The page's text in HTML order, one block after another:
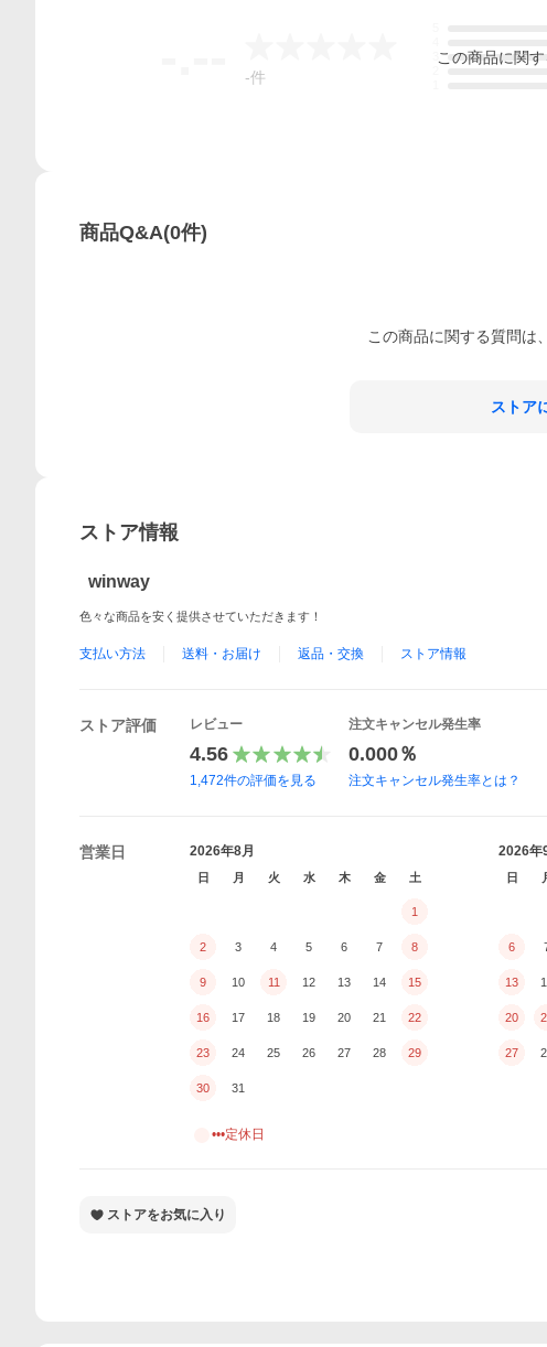
-件
この商品に関
商品Q&A(0件)
この商品に関する質問は
ストア
ストア情報
winway
色々な商品を安く提供させていただきます！
支払い方法 送料・お届け 返品・交換 ストア情報
ストア評価 レビュー
4.56
1,472件の評価を見る
注文キャンセル発生率
0.000％
注文キャンセル発生率とは？
営業日 2026年8月
日 月 火 水 木 金 土
1
2 3 4 5 6 7 8
9 10 11 12 13 14 15
16 17 18 19 20 21 22
23 24 25 26 27 28 29
30 31
2026年
日
6
13
20
27
•••定休日
ストアをお気に入り